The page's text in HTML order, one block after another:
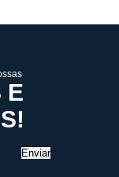
de R$ 255,09
E
Enviar